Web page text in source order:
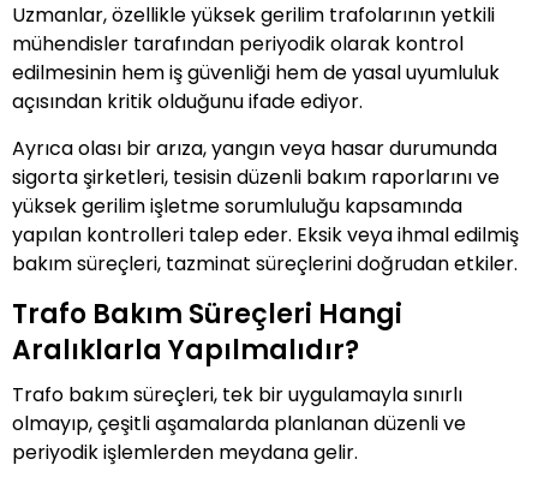
Uzmanlar, özellikle yüksek gerilim trafolarının yetkili
mühendisler tarafından periyodik olarak kontrol
edilmesinin hem iş güvenliği hem de yasal uyumluluk
açısından kritik olduğunu ifade ediyor.
Ayrıca olası bir arıza, yangın veya hasar durumunda
sigorta şirketleri, tesisin düzenli bakım raporlarını ve
yüksek gerilim işletme sorumluluğu kapsamında
yapılan kontrolleri talep eder. Eksik veya ihmal edilmiş
bakım süreçleri, tazminat süreçlerini doğrudan etkiler.
Trafo Bakım Süreçleri Hangi
Aralıklarla Yapılmalıdır?
Trafo bakım süreçleri, tek bir uygulamayla sınırlı
olmayıp, çeşitli aşamalarda planlanan düzenli ve
periyodik işlemlerden meydana gelir.